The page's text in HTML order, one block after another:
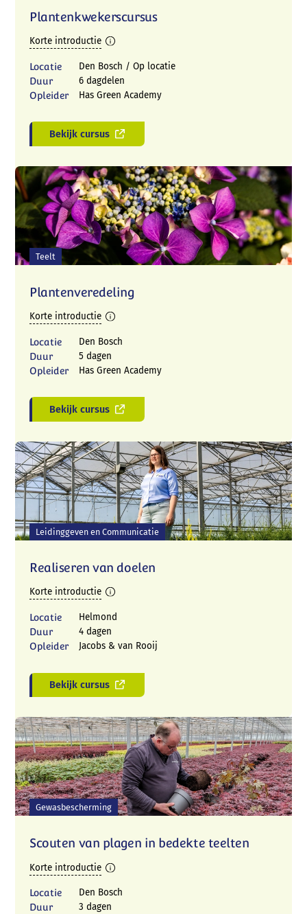
Plantenkwekerscursus
Korte introductie
Locatie
Den Bosch / Op locatie
Duur
6 dagdelen
Opleider
Has Green Academy
Bekijk cursus
Teelt
Plantenveredeling
Korte introductie
Locatie
Den Bosch
Duur
5 dagen
Opleider
Has Green Academy
Bekijk cursus
Leidinggeven en Communicatie
Realiseren van doelen
Korte introductie
Locatie
Helmond
Duur
4 dagen
Opleider
Jacobs & van Rooij
Bekijk cursus
Gewasbescherming
Scouten van plagen in bedekte teelten
Korte introductie
Locatie
Den Bosch
Duur
3 dagen